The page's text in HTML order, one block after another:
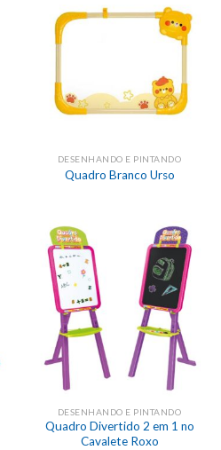
DESENHANDO E PINTANDO
Quadro Branco Urso
DESENHANDO E PINTANDO
Quadro Divertido 2 em 1 no
Cavalete Roxo